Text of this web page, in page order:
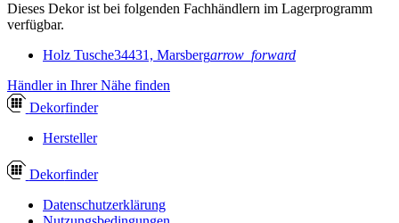
Dieses Dekor ist bei folgenden Fachhändlern im Lagerprogramm
verfügbar.
Holz Tusche34431, Marsbergarrow_forward
Händler in Ihrer Nähe finden
Dekorfinder
Hersteller
Dekorfinder
Datenschutzerklärung